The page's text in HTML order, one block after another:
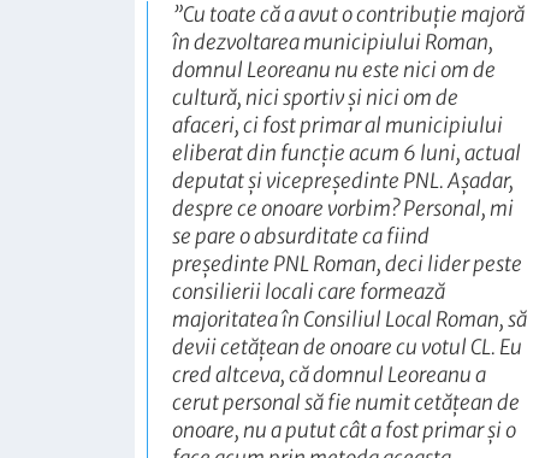
”Cu toate că a avut o contribuţie majoră
în dezvoltarea municipiului Roman,
domnul Leoreanu nu este nici om de
cultură, nici sportiv şi nici om de
afaceri, ci fost primar al municipiului
eliberat din funcţie acum 6 luni, actual
deputat şi vicepreşedinte PNL. Aşadar,
despre ce onoare vorbim? Personal, mi
se pare o absurditate ca fiind
preşedinte PNL Roman, deci lider peste
consilierii locali care formează
majoritatea în Consiliul Local Roman, să
devii cetăţean de onoare cu votul CL. Eu
cred altceva, că domnul Leoreanu a
cerut personal să fie numit cetăţean de
onoare, nu a putut cât a fost primar şi o